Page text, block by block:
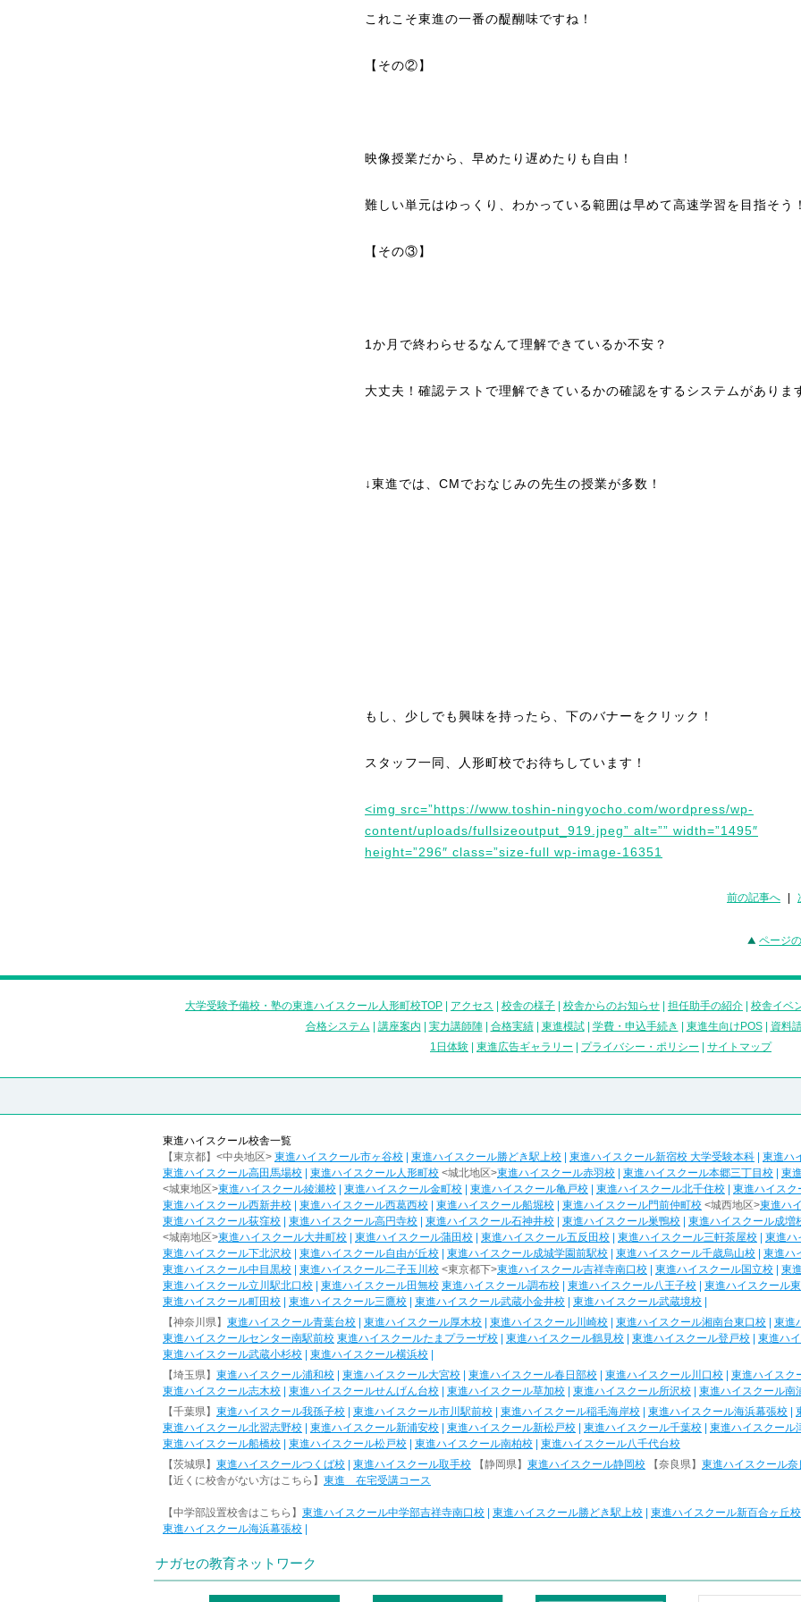
これこそ東進の一番の醍醐味ですね！
【その②】
映像授業だから、早めたり遅めたりも自由！
難しい単元はゆっくり、わかっている範囲は早めて高速学習を目指そう
【その③】
1か月で終わらせるなんて理解できているか不安？
大丈夫！確認テストで理解できているかの確認をするシステムがありま
↓東進では、CMでおなじみの先生の授業が多数！
もし、少しでも興味を持ったら、下のバナーをクリック！
スタッフ一同、人形町校でお待ちしています！
<img src=”https://www.toshin-ningyocho.com/wordpress/wp-
content/uploads/fullsizeoutput_919.jpeg” alt=”” width=”1495″
height=”296″ class=”size-full wp-image-16351
前の記事へ
ページ
大学受験予備校・塾の東進ハイスクール人形町校TOP アクセス 校舎の様子 校舎からのお知らせ 担任助手の紹介
校舎イベ
合格システム
講座案内 実力講師陣| 合格実績| 東進模試| 学費・申込手続き 東進生向けPOS|
資料
1日体験
東進広告ギャラリー プライバシー・ポリシー サイトマップ
東進ハイスクール校舎一覧
【東京都】<中央地区> 東進ハイスクール市ヶ谷校 東進ハイスクール勝どき駅上校 東進ハイスクール新宿校 大学受験本科
東進ハ
東進ハイスクール高田馬場校
東進ハイスクール人形町校 <城北地区>東進ハイスクール赤羽校 東進ハイスクール本郷三丁目校
東
<城東地区>東進ハイスクール綾瀬校 東進ハイスクール金町校 東進ハイスクール亀戸校 東進ハイスクール北千住校
東進ハイスク
東進ハイスクール西新井校
東進ハイスクール西葛西校 東進ハイスクール船堀校 東進ハイスクール門前仲町校 <城西地区>東進ハ
東進ハイスクール荻窪校
東進ハイスクール高円寺校 東進ハイスクール石神井校 東進ハイスクール巣鴨校
東進ハイスクール成増
<城南地区>東進ハイスクール大井町校 東進ハイスクール蒲田校 東進ハイスクール五反田校 東進ハイスクール三軒茶屋校
東進ハ
東進ハイスクール下北沢校
東進ハイスクール自由が丘校 東進ハイスクール成城学園前駅校 東進ハイスクール千歳烏山校
東進ハ
東進ハイスクール中目黒校
東進ハイスクール二子玉川校 <東京都下>東進ハイスクール吉祥寺南口校 東進ハイスクール国立校
東
東進ハイスクール立川駅北口校
東進ハイスクール田無校 東進ハイスクール調布校 東進ハイスクール八王子校
東進ハイスクール
東進ハイスクール町田校
東進ハイスクール三鷹校 東進ハイスクール武蔵小金井校 東進ハイスクール武蔵境校
【神奈川県】 東進ハイスクール青葉台校 東進ハイスクール厚木校 東進ハイスクール川崎校 東進ハイスクール湘南台東口校
東進
東進ハイスクールセンター南駅前校 東進ハイスクールたまプラーザ校 東進ハイスクール鶴見校 東進ハイスクール登戸校
東進ハ
東進ハイスクール武蔵小杉校
東進ハイスクール横浜校
【埼玉県】 東進ハイスクール浦和校 東進ハイスクール大宮校 東進ハイスクール春日部校 東進ハイスクール川口校
東進ハイスク
東進ハイスクール志木校
東進ハイスクールせんげん台校 東進ハイスクール草加校 東進ハイスクール所沢校
東進ハイスクール南
【千葉県】 東進ハイスクール我孫子校 東進ハイスクール市川駅前校 東進ハイスクール稲毛海岸校 東進ハイスクール海浜幕張校
東進ハイスクール北習志野校
東進ハイスクール新浦安校 東進ハイスクール新松戸校 東進ハイスクール千葉校
東進ハイスクール
東進ハイスクール船橋校
東進ハイスクール松戸校 東進ハイスクール南柏校
東進ハイスクール八千代台校
【茨城県】 東進ハイスクールつくば校 東進ハイスクール取手校 【静岡県】 東進ハイスクール静岡校 【奈良県】 東進ハイスクール奈
【近くに校舎がない方はこちら】 東進 在宅受講コース
【中学部設置校舎はこちら】 東進ハイスクール中学部吉祥寺南口校 東進ハイスクール勝どき駅上校
東進ハイスクール新百合ヶ丘校
東進ハイスクール海浜幕張校
ナガセの教育ネットワーク